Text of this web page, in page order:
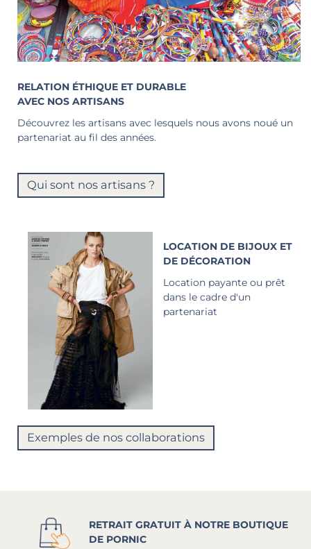
RELATION ÉTHIQUE ET DURABLE
AVEC NOS ARTISANS
Découvrez les artisans avec lesquels nous avons noué un
partenariat au fil des années.
Qui sont nos artisans ?
LOCATION DE BIJOUX ET
DE DÉCORATION
Location payante ou prêt
dans le cadre d'un
partenariat
Exemples de nos collaborations
RETRAIT GRATUIT À NOTRE BOUTIQUE
DE PORNIC